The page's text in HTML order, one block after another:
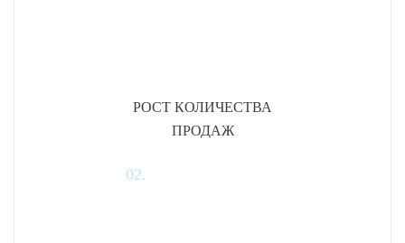
РОСТ КОЛИЧЕСТВА
ПРОДАЖ
02.